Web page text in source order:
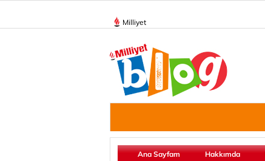
Milliyet
Ana Sayfam Hakkımda